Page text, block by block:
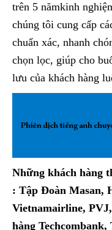
trên 5 nămkinh
chúng tôi cung cấp
chuẩn xác, nhanh
chọn lọc, giúp cho
lưu của khách hàng
Những khách hàng
: Tập Đoàn Masan,
Vietnamairline,
hàng Techcombank,